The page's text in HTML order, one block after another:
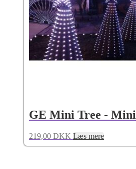
GE Mini Tree - Mini
219,00 DKK Læs mere